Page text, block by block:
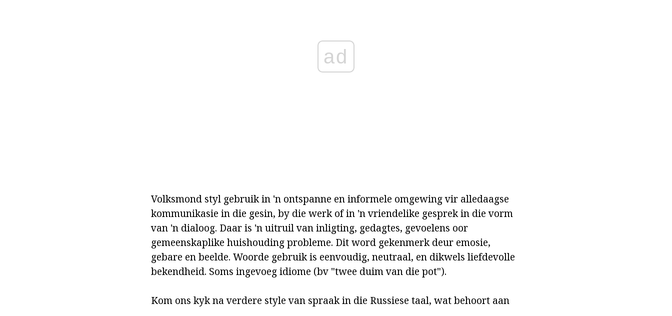
ad
Volksmond styl gebruik in 'n ontspanne en informele omgewing vir alledaagse
kommunikasie in die gesin, by die werk of in 'n vriendelike gesprek in die vorm
van 'n dialoog. Daar is 'n uitruil van inligting, gedagtes, gevoelens oor
gemeenskaplike huishouding probleme. Dit word gekenmerk deur emosie,
gebare en beelde. Woorde gebruik is eenvoudig, neutraal, en dikwels liefdevolle
bekendheid. Soms ingevoeg idiome (bv "twee duim van die pot").
Kom ons kyk na verdere style van spraak in die Russiese taal, wat behoort aan